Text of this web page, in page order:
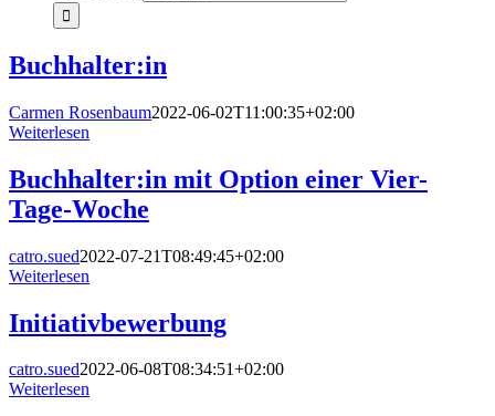
Buchhalter:in
Carmen Rosenbaum2022-06-02T11:00:35+02:00
Weiterlesen
Buchhalter:in mit Option einer Vier-
Tage-Woche
catro.sued2022-07-21T08:49:45+02:00
Weiterlesen
Initiativbewerbung
catro.sued2022-06-08T08:34:51+02:00
Weiterlesen